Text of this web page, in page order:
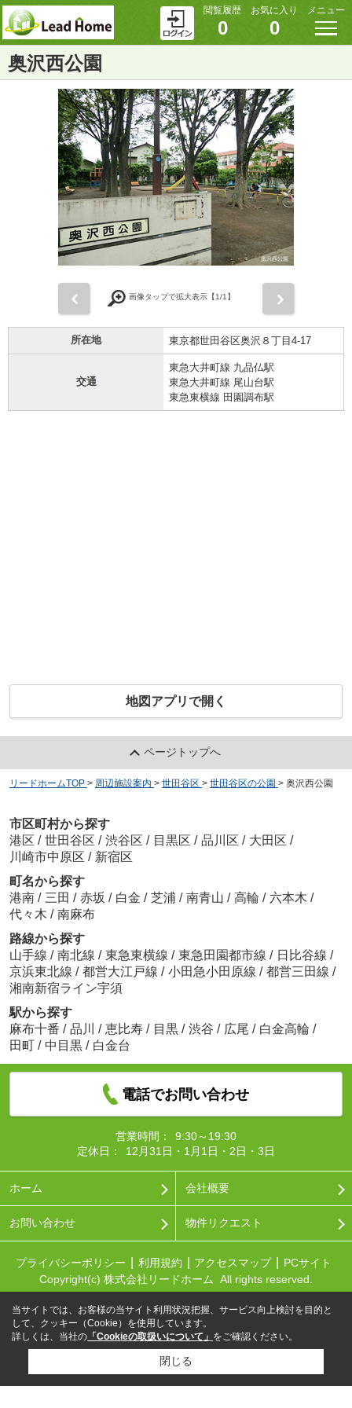
閲覧履歴
0
お気に入り
0
メニュー
奥沢西公園
画像タップで拡大表示【1/1】
所在地 東京都世田谷区奥沢８丁目4-17
交通
東急大井町線 九品仏駅
東急大井町線 尾山台駅
東急東横線 田園調布駅
地図アプリで開く
ページトップへ
リードホームTOP > 周辺施設案内 > 世田谷区 > 世田谷区の公園 > 奥沢西公園
市区町村から探す
港区 / 世田谷区 / 渋谷区 / 目黒区 / 品川区 / 大田区 /
川崎市中原区 / 新宿区
町名から探す
港南 / 三田 / 赤坂 / 白金 / 芝浦 / 南青山 / 高輪 / 六本木 /
代々木 / 南麻布
路線から探す
山手線 / 南北線 / 東急東横線 / 東急田園都市線 / 日比谷線 /
京浜東北線 / 都営大江戸線 / 小田急小田原線 / 都営三田線 /
湘南新宿ライン宇須
駅から探す
麻布十番 / 品川 / 恵比寿 / 目黒 / 渋谷 / 広尾 / 白金高輪 /
田町 / 中目黒 / 白金台
電話でお問い合わせ
営業時間：
9:30～19:30
定休日：
12月31日・1月1日・2日・3日
ホーム 会社概要
お問い合わせ 物件リクエスト
プライバシーポリシー 利用規約 アクセスマップ
PCサイト
Copyright(c) 株式会社リードホーム All rights reserved.
当サイトでは、お客様の当サイト利用状況把握、サービス向上検討を目的と
して、クッキー（Cookie）を使用しています。
詳しくは、当社の 「Cookieの取扱いについて」 をご確認ください。
閉じる